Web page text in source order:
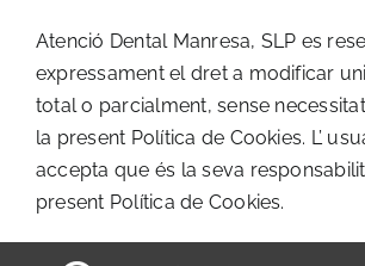
Atenció Dental Manresa, SLP es
expressament el dret a modificar
total o parcialment, sense
la present Política de Cookies. L’
accepta que és la seva
present Política de Cookies.